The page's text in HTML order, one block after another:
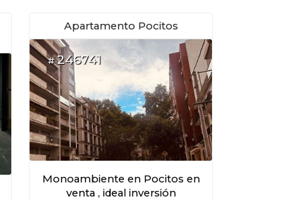
Apartamento Pocitos
#246741
Monoambiente en Pocitos en
venta , ideal inversión